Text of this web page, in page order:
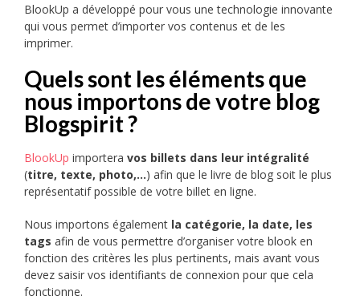
BlookUp a développé pour vous une technologie innovante
qui vous permet d’importer vos contenus et de les
imprimer.
Quels sont les éléments que
nous importons de votre blog
Blogspirit ?
BlookUp importera vos billets dans leur intégralité
(titre, texte, photo,…) afin que le livre de blog soit le plus
représentatif possible de votre billet en ligne.
Nous importons également la catégorie, la date, les
tags afin de vous permettre d’organiser votre blook en
fonction des critères les plus pertinents, mais avant vous
devez saisir vos identifiants de connexion pour que cela
fonctionne.